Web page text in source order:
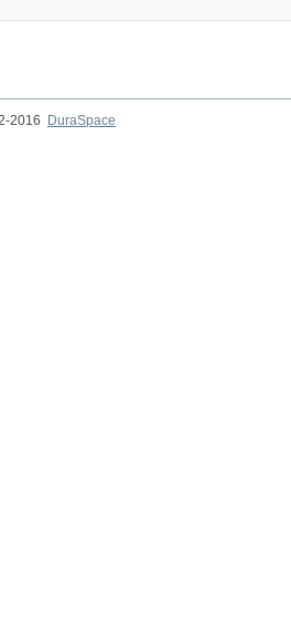
2016
DuraSpace